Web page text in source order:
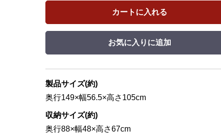
カートに入れる
お気に入りに追加
製品サイズ(約)
奥行149×幅56.5×高さ105cm
収納サイズ(約)
奥行88×幅48×高さ67cm